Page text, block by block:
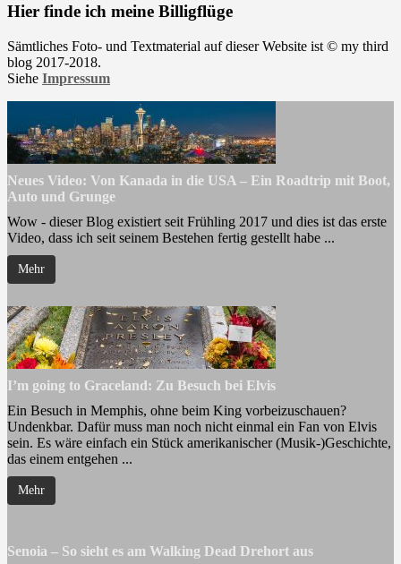
Hier finde ich meine Billigflüge
Sämtliches Foto- und Textmaterial auf dieser Website ist © my third
blog 2017-2018.
Siehe Impressum
Neues Video: Von Kanada in die USA – Ein Roadtrip mit Boot,
Auto und Grunge
Wow - dieser Blog existiert seit Frühling 2017 und dies ist das erste
Video, dass ich seit seinem Bestehen fertig gestellt habe ...
Mehr
I’m going to Graceland: Zu Besuch bei Elvis
Ein Besuch in Memphis, ohne beim King vorbeizuschauen?
Undenkbar. Dafür muss man noch nicht einmal ein Fan von Elvis
sein. Es wäre einfach ein Stück amerikanischer (Musik-)Geschichte,
das einem entgehen ...
Mehr
Senoia – So sieht es am Walking Dead Drehort aus